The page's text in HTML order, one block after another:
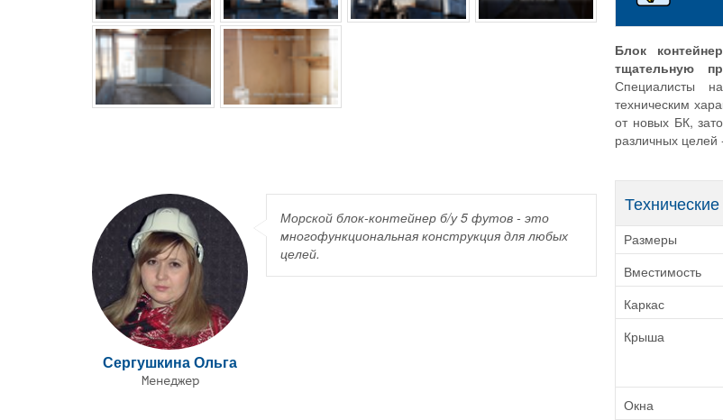
Блок
тщательную
Специалисты
техническим
от новых БК,
различных
Сергушкина Ольга
Менеджер
Морской блок-контейнер б/у 5 футов - это
многофункциональная конструкция для любых
целей.
Размеры
Вместимость
Каркас
Крыша
Окна